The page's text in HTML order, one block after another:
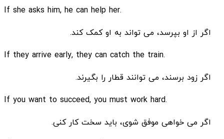
.If she asks him, he can help her
اگر از او بپرسد، می تواند به او کمک کند.
.If they arrive early, they can catch the train
اگر زود برسند، می توانند قطار را بگیرند.
.If you want to succeed, you must work hard
اگر می خواهی موفق شوی، باید سخت کار کنی.